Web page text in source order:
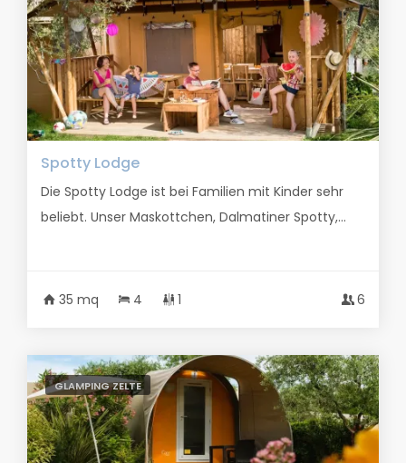
Spotty Lodge
Die Spotty Lodge ist bei Familien mit Kinder sehr
beliebt. Unser Maskottchen, Dalmatiner Spotty,...
35 mq 4 1 6
GLAMPING ZELTE